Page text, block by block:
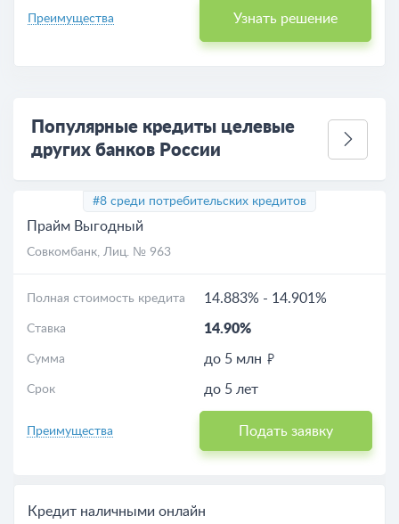
Преимущества Узнать решение
Популярные кредиты целевые
других банков России
#8 среди потребительских кредитов
Прайм Выгодный
Совкомбанк, Лиц. № 963
Полная стоимость кредита 14.883% - 14.901%
Ставка 14.90%
Сумма до 5 млн
Срок до 5 лет
Преимущества Подать заявку
Кредит наличными онлайн